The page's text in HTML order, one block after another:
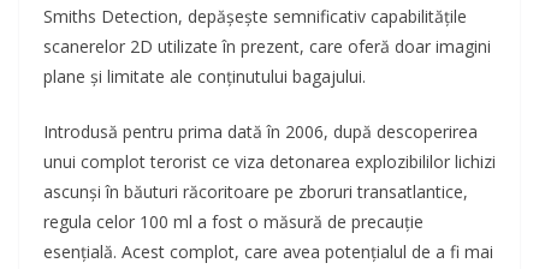
Smiths Detection, depășește semnificativ capabilitățile
scanerelor 2D utilizate în prezent, care oferă doar imagini
plane și limitate ale conținutului bagajului.
Introdusă pentru prima dată în 2006, după descoperirea
unui complot terorist ce viza detonarea explozibililor lichizi
ascunși în băuturi răcoritoare pe zboruri transatlantice,
regula celor 100 ml a fost o măsură de precauție
esențială. Acest complot, care avea potențialul de a fi mai